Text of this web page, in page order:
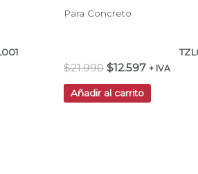
Para Concreto
$21.990 $12.597 + IVA
Añadir al carrito